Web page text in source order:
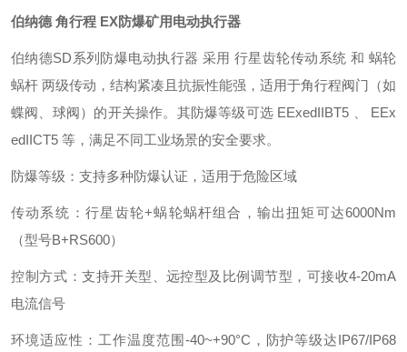
伯纳德 角行程 EX防爆矿用电动执行器
伯纳德SD系列防爆电动执行器 采用 行星齿轮传动系统 和 蜗轮
蜗杆 两级传动，结构紧凑且抗振性能强，适用于角行程阀门（如
蝶阀、球阀）的开关操作。其防爆等级可选 EExedIIBT5 、 EEx
edIICT5 等，满足不同工业场景的安全要求。
防爆等级 ‌：支持多种防爆认证，适用于危险区域
传动系统 ‌：行星齿轮+蜗轮蜗杆组合，输出扭矩可达6000Nm
（型号B+RS600） ‌
控制方式 ‌：支持开关型、远控型及比例调节型，可接收4-20mA
电流信号 ‌
环境适应性 ‌：工作温度范围-40~+90°C，防护等级达IP67/IP68